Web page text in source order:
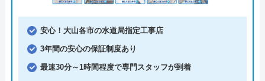
安心！大山各市の水道局指定工事店
3年間の安心の保証制度あり
最速30分～1時間程度で専門スタッフが到着